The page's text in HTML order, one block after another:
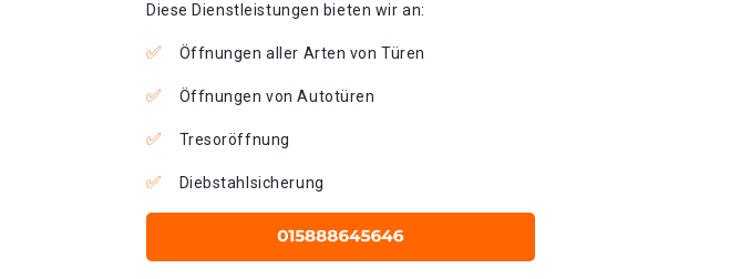
Diese Dienstleistungen bieten wir an:
Öffnungen aller Arten von Türen
Öffnungen von Autotüren
Tresoröffnung
Diebstahlsicherung